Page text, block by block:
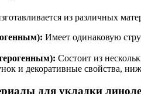
из различных
Имеет одинаковую
Состоит из
и декоративные свойства,
для укладки